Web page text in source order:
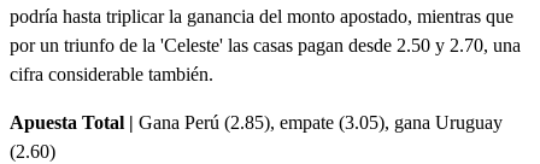
podría hasta triplicar la ganancia del monto apostado, mientras que
por un triunfo de la 'Celeste' las casas pagan desde 2.50 y 2.70, una
cifra considerable también.
Apuesta Total | Gana Perú (2.85), empate (3.05), gana Uruguay
(2.60)